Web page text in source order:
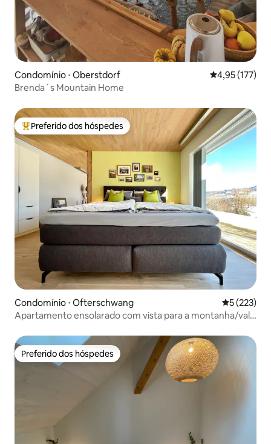
Condomínio ⋅ Oberstdorf 4,95 de uma
4,95 (177)
Brenda´s Mountain Home
Entre os melhores preferidos dos hóspedes
Preferido dos hóspedes
Condomínio ⋅ Ofterschwang 5 de uma
5 (223)
Apartamento ensolarado com vista para a montanha/vale
Preferido dos hóspedes
Preferido dos hóspedes